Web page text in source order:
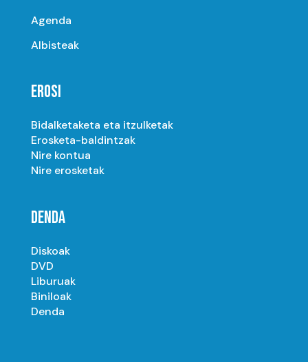
Agenda
Albisteak
EROSI
Bidalketaketa eta itzulketak
Erosketa-baldintzak
Nire kontua
Nire erosketak
DENDA
Diskoak
DVD
Liburuak
Biniloak
Denda